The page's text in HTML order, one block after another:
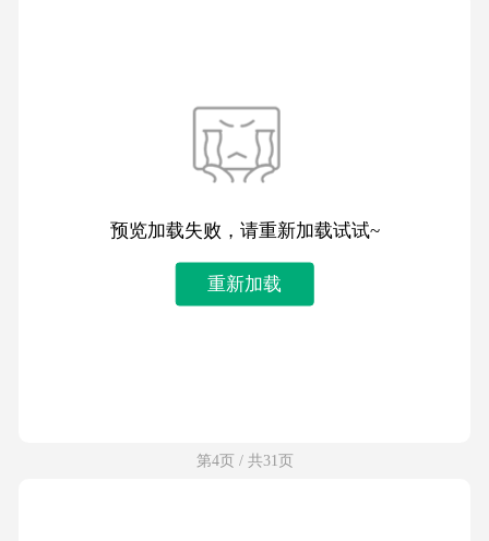
预览加载失败，请重新加载试试~
重新加载
第4页 / 共31页